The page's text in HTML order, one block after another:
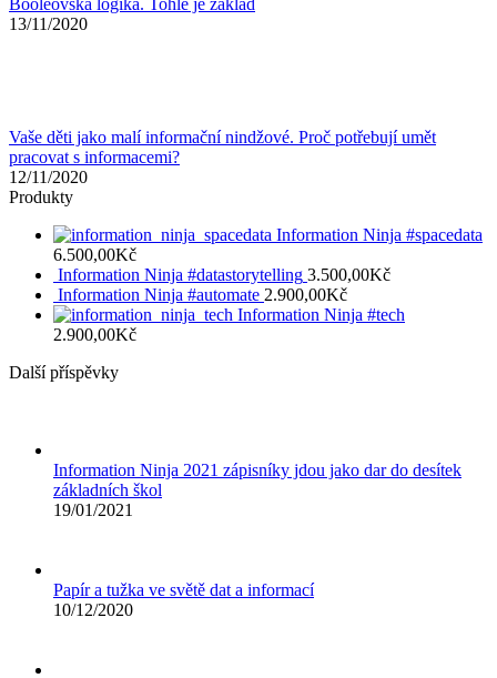
13/11/2020
Vaše děti jako malí informační nindžové. Proč potřebují umět
pracovat s informacemi?
12/11/2020
Produkty
Information Ninja #spacedata
6.500,00Kč
Information Ninja #datastorytelling 3.500,00Kč
Information Ninja #automate 2.900,00Kč
Information Ninja #tech
2.900,00Kč
Další příspěvky
Information Ninja 2021 zápisníky jdou jako dar do desítek
základních škol
19/01/2021
Papír a tužka ve světě dat a informací
10/12/2020